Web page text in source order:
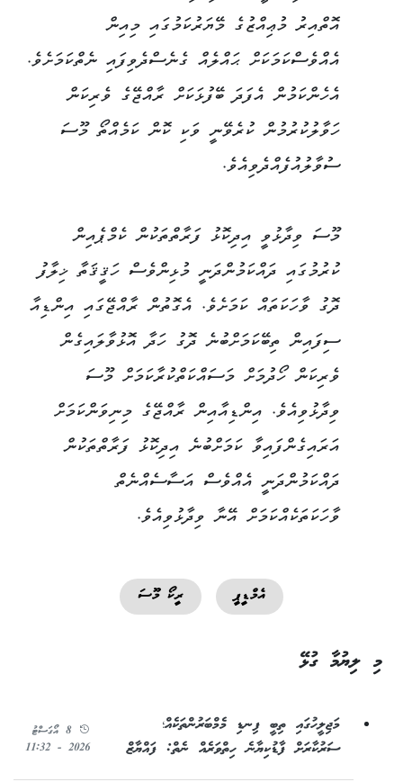
އޮތްއިރު މުޢިއްޒުގެ މޭޔަރުކަމުގައި މިއިން
އެއްވެސްކަމަކަށް ޙައްލެއް ގެނެސްދެވިފައި ނެތްކަމަށެވެ.
އެހެންކަމުން އެފަދަ ބޭފުޅަކަށް ރާއްޖޭގެ ވެރިކަން
ހަވާލުކުރުމުން ކުރެވޭނީ ވަކި ކޮން ކަމެއްތޯ މޫސަ
ސުވާލުއުފެއްދެވިއެވެ.
މޫސަ ވިދާޅުވީ އިދިކޮޅު ފަރާތްތަކުން ކެމްޕެއިން
ކުރުމުގައި ދައްކަމުންދަނީ މުޅިންވެސް ހަޤީޤަތާ ޚިލާފު
ދޮގު ވާހަކަތައް ކަމަށެވެ. އެގޮތުން ރާއްޖޭގައި އިންޑިއާ
ސިފައިން ތިބޭކަމަށްބުނެ ދޮގު ހަދާ އޮޅުވާލައިގެން
ވެރިކަން ހޯދުމަށް މަސައްކަތްކުރާކަމަށް މޫސަ
ވިދާޅުވިއެވެ. އިންޑިއާއިން ރާއްޖޭގެ މިނިވަންކަމަށް
އަރައިގެންފައިވާ ކަމަށްބުނެ އިދިކޮޅު ފަރާތްތަކުން
ދައްކަމުންދަނީ އެއްވެސް އަސާސެއްނެތް
ވާހަކަތަކެއްކަމަށް އޭނާ ވިދާޅުވިއެވެ.
އެމްޑީޕީ ރީކޯ މޫސަ
މި ލިޔުމާ ގުޅޭ
މަޖިލީހުގައި ތިބީ ފިނޑި މެމްބަރުންތަކެއް؛
ސަރުކާރަށް ފާޑުކިޔާނެ ހިތްވަރެއް ނެތް: ފައްޔާޒް
8 އޯގަސްޓު
2026 - 11:32